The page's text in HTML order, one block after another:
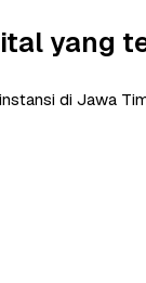
yang
di Jawa